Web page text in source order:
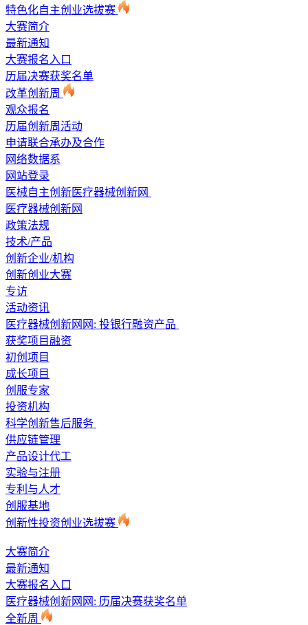
特色化自主创业选拔赛
大赛简介
最新通知
大赛报名入口
历届决赛获奖名单
改革创新周
观众报名
历届创新周活动
申请联合承办及合作
网络数据系
网站登录
医械自主创新医疗器械创新网
医疗器械创新网
政策法规
技术/产品
创新企业/机构
创新创业大赛
专访
活动资讯
医疗器械创新网网: 投银行融资产品
获奖项目融资
初创项目
成长项目
创服专家
投资机构
科学创新售后服务
供应链管理
产品设计代工
实验与注册
专利与人才
创服基地
创新性投资创业选拔赛
大赛简介
最新通知
大赛报名入口
医疗器械创新网网: 历届决赛获奖名单
全新周